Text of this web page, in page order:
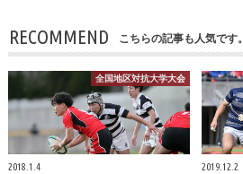
RECOMMEND こちらの記事も人気です。
全国地区対抗大学大会
2018.1.4 2019.12.2